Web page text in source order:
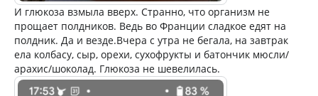
И глюкоза взмыла вверх. Странно, что организм не
прощает полдников. Ведь во Франции сладкое едят на
полдник. Да и везде.Вчера с утра не бегала, на завтрак
ела колбасу, сыр, орехи, сухофрукты и батончик мюсли/
арахис/шоколад. Глюкоза не шевелилась.